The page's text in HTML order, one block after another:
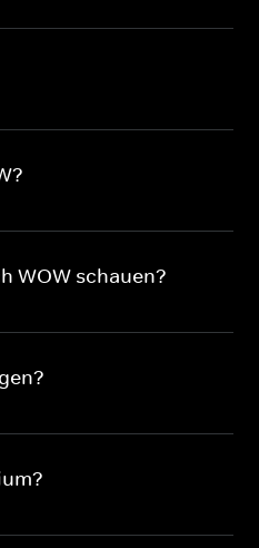
WOW schauen?